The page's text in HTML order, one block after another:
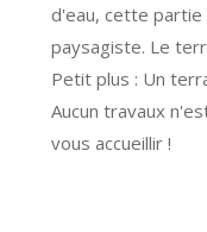
d'eau, cette partie
paysagiste. Le
Petit plus : Un
Aucun travaux
vous accueillir !